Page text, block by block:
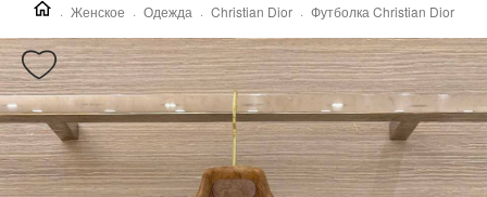
Женское Одежда Christian Dior Футболка Christian Dior